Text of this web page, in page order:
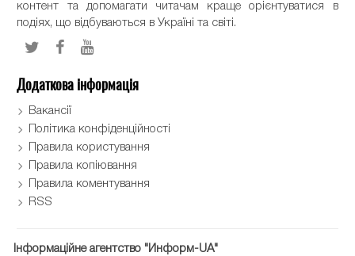
контент та допомагати читачам краще орієнтуватися в
подіях, що відбуваються в Україні та світі.
Додаткова інформація
Вакансії
Політика конфіденційності
Правила користування
Правила копіювання
Правила коментування
RSS
Інформаційне агентство "Информ-UA"